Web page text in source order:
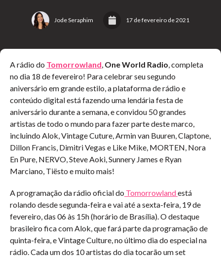
Jode Seraphim 17 de fevereiro de 2021
A rádio do Tomorrowland, One World Radio, completa
no dia 18 de fevereiro! Para celebrar seu segundo
aniversário em grande estilo, a plataforma de rádio e
conteúdo digital está fazendo uma lendária festa de
aniversário durante a semana, e convidou 50 grandes
artistas de todo o mundo para fazer parte deste marco,
incluindo Alok, Vintage Cuture, Armin van Buuren, Claptone,
Dillon Francis, Dimitri Vegas e Like Mike, MORTEN, Nora
En Pure, NERVO, Steve Aoki, Sunnery James e Ryan
Marciano, Tiësto e muito mais!
A programação da rádio oficial do Tomorrowlandestá
rolando desde segunda-feira e vai até a sexta-feira, 19 de
fevereiro, das 06 às 15h (horário de Brasília). O destaque
brasileiro fica com Alok, que fará parte da programação de
quinta-feira, e Vintage Culture, no último dia do especial na
rádio. Cada um dos 10 artistas do dia tocarão um set